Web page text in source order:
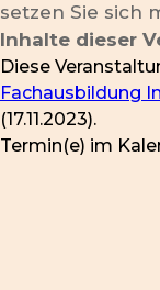
setzen Sie sich
Inhalte dieser
Diese
Fachausbildung
(17.11.2023).
Termin(e) im